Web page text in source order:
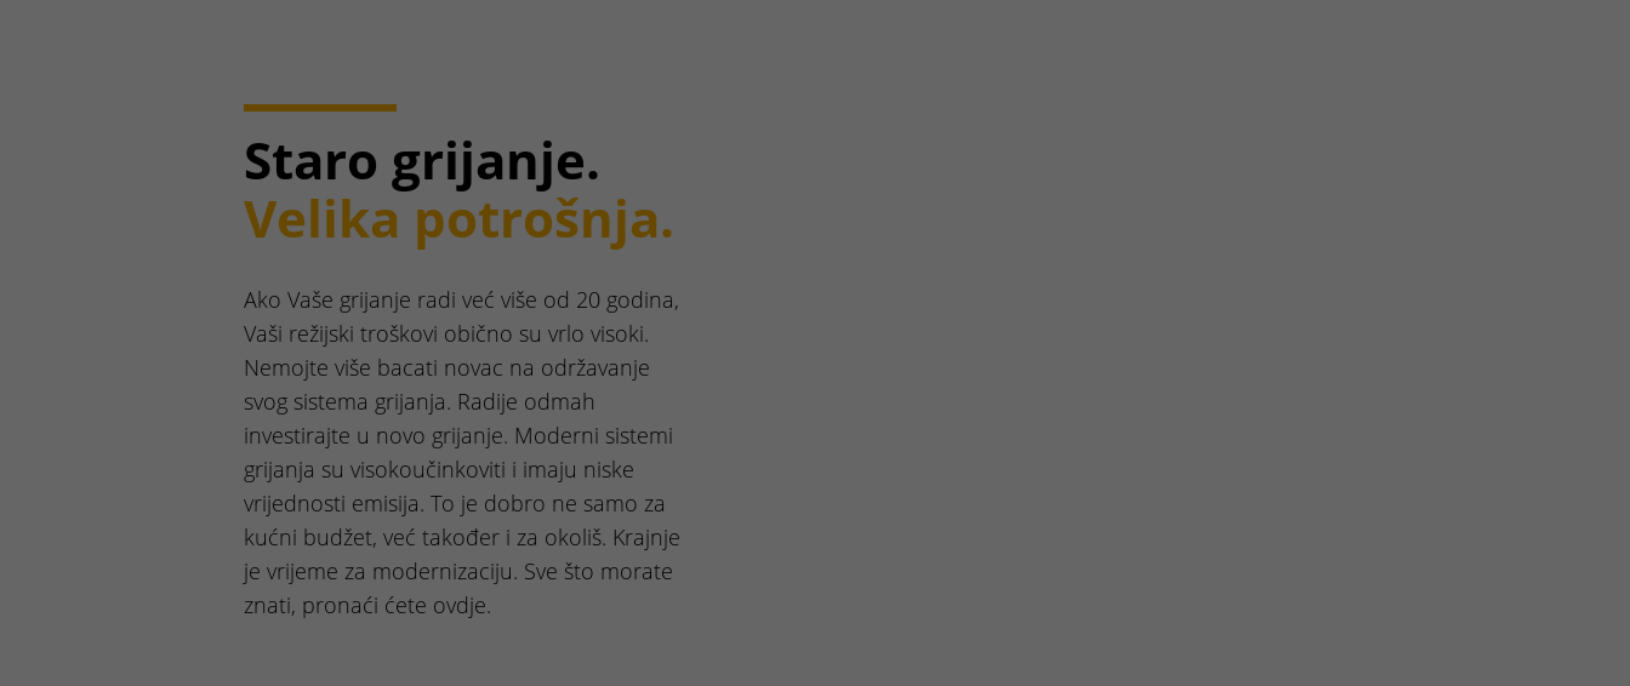
Staro grijanje.
Velika potrošnja.
Ako Vaše grijanje radi već više od 20 godina,
Vaši režijski troškovi obično su vrlo visoki.
Nemojte više bacati novac na održavanje
svog sistema grijanja. Radije odmah
investirajte u novo grijanje. Moderni sistemi
grijanja su visokoučinkoviti i imaju niske
vrijednosti emisija. To je dobro ne samo za
kućni budžet, već također i za okoliš. Krajnje
je vrijeme za modernizaciju. Sve što morate
znati, pronaći ćete ovdje.